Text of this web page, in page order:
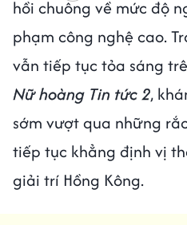
hồi chuông về mức độ
phạm công nghệ cao.
vẫn tiếp tục tỏa sáng
Nữ hoàng Tin tức 2,
sớm vượt qua những
tiếp tục khẳng định vị
giải trí Hồng Kông.